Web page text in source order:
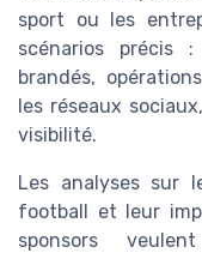
sport ou les
scénarios précis
brandés,
les réseaux
visibilité.
Les analyses sur
football et leur
sponsors